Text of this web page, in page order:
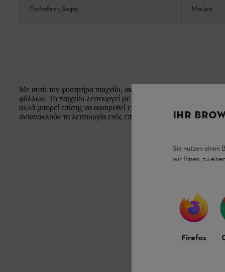
Πρόσθετη βαφή Μαύρο
Με αυτό τον φυσητήρα παιχνίδι, ακόμα και μικρά παιδιά
φύλλων. Το παιχνίδι λειτουργεί με μπαταρία και σωλήνας αέρα
αλλά μπορεί επίσης να αφαιρεθεί εντελώς. Ο διακόπτης ON/
αντανακλούν τη λειτουργία ενός επαγγελματικού μηχανήματος
IHR
Sie nutzen einen
wir Ihnen, zu
Firefox